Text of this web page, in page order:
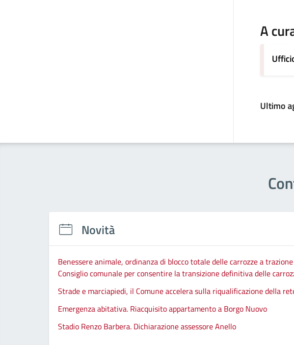
A
Ultimo
Novità
Benessere animale, ordinanza di blocco totale delle carrozze a
Consiglio comunale per consentire la transizione definitiva delle
Strade e marciapiedi, il Comune accelera sulla riqualificazione della
Emergenza abitativa. Riacquisito appartamento a Borgo Nuovo
Stadio Renzo Barbera. Dichiarazione assessore Anello